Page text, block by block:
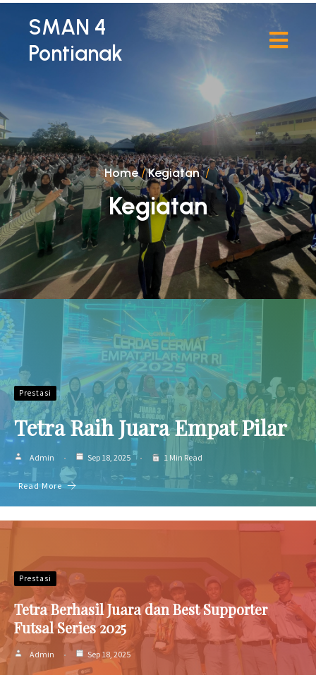
SMAN 4
Pontianak
Home/Kegiatan/
Kegiatan
Prestasi
Tetra Raih Juara Empat Pilar
Admin Sep 18, 2025 1 Min Read
Read More
Prestasi
Tetra Berhasil Juara dan Best Supporter
Futsal Series 2025
Admin Sep 18, 2025